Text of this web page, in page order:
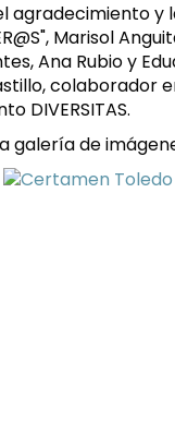
agradecimiento y
Marisol
Ana Rubio y
colaborador
DIVERSITAS.
galería de